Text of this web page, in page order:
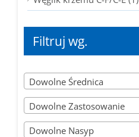
Filtruj wg.
Dowolne Średnica
Dowolne Zastosowanie
Dowolne Nasyp